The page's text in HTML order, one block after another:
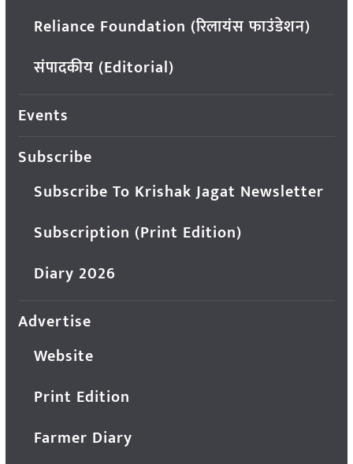
Reliance Foundation (रिलायंस फाउंडेशन)
संपादकीय (Editorial)
Events
Subscribe
Subscribe To Krishak Jagat Newsletter
Subscription (Print Edition)
Diary 2026
Advertise
Website
Print Edition
Farmer Diary